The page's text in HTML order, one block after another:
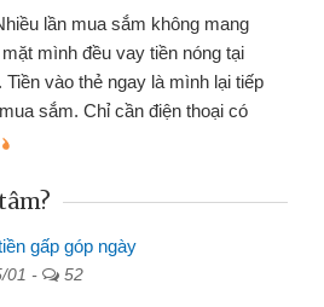
Tôi kinh doanh buôn bán nhỏ lẻ
lúc cần vốn nhập hàng, nhờ biết
website qua bạn bè giới thiệu tôi
quyết được công việc của
gấp góp ngày
01 - 52